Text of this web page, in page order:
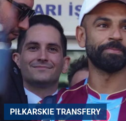
PIŁKARSKIE TRANSFERY